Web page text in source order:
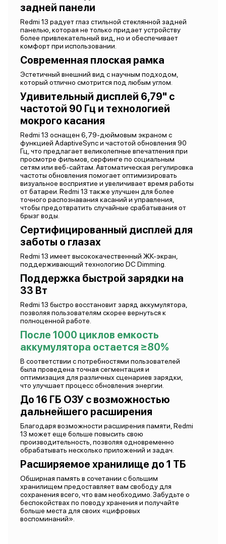
задней панели
Redmi 13 радует глаз стильной стеклянной задней
панелью, которая не только придает устройству
более привлекательный вид, но и обеспечивает
комфорт при использовании.
Современная плоская рамка
Эстетичный внешний вид с научным подходом,
который отлично смотрится под любым углом.
Удивительный дисплей 6,79" с
частотой 90 Гц и технологией
мокрого касания
Redmi 13 оснащен 6,79-дюймовым экраном с
функцией AdaptiveSync и частотой обновления 90
Гц, что предлагает великолепные впечатления при
просмотре фильмов, серфинге по социальным
сетям или веб-сайтам. Автоматическая регулировка
частоты обновления помогает оптимизировать
визуальное восприятие и увеличивает время работы
от батареи. Redmi 13 также улучшен для более
точного распознавания касаний и управления,
чтобы предотвратить случайные срабатывания от
брызг воды.
Сертифицированный дисплей для
заботы о глазах
Redmi 13 имеет высококачественный ЖК-экран,
поддерживающий технологию DC Dimming.
Поддержка быстрой зарядки на
33 Вт
Redmi 13 быстро восстановит заряд аккумулятора,
позволяя пользователям скорее вернуться к
полноценной работе.
После 1000 циклов емкость
аккумулятора остается ≥80%
В соответствии с потребностями пользователей
была проведена точная сегментация и
оптимизация для различных сценариев зарядки,
что улучшает процесс обновления энергии.
До 16 ГБ ОЗУ с возможностью
дальнейшего расширения
Благодаря возможности расширения памяти, Redmi
13 может еще больше повысить свою
производительность, позволяя одновременно
обрабатывать несколько приложений и задач.
Расширяемое хранилище до 1 ТБ
Обширная память в сочетании с большим
хранилищем предоставляет вам свободу для
сохранения всего, что вам необходимо. Забудьте о
беспокойствах по поводу хранения и получайте
больше места для своих «цифровых
воспоминаний».